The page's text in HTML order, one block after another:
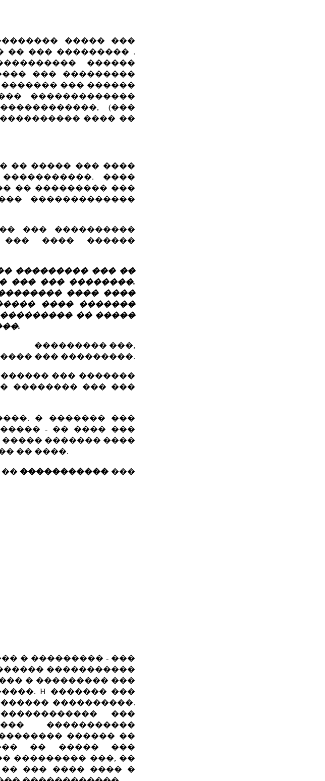
����� ���
�� ��� ��������� .
������
��� ���������
��� ������
�������������
(���
���� ��
�� ����� ��� ����
����
�� ��������� ���
�������������
��� ����������
���� ������
��������� ��� ��
��� ��� ��������.
���� ����
���� �������
�� �����
��������� ���,
��� ���������.
��� �������
�������� ��� ���
� ������� ���
- �� ���� ���
����� ������� ����
�� ����.
������������� ���
� ��������� - ���
�����������
� ��������� ���
H ������� ���
����������.
���
�����������
������ ��
�� ����� ���
��������� ���, ��
��� ���� ���� �